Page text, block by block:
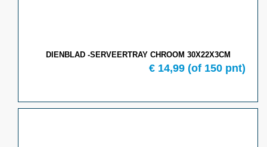
DIENBLAD -SERVEERTRAY CHROOM 30X22X3CM
€ 14,99 (of 150 pnt)